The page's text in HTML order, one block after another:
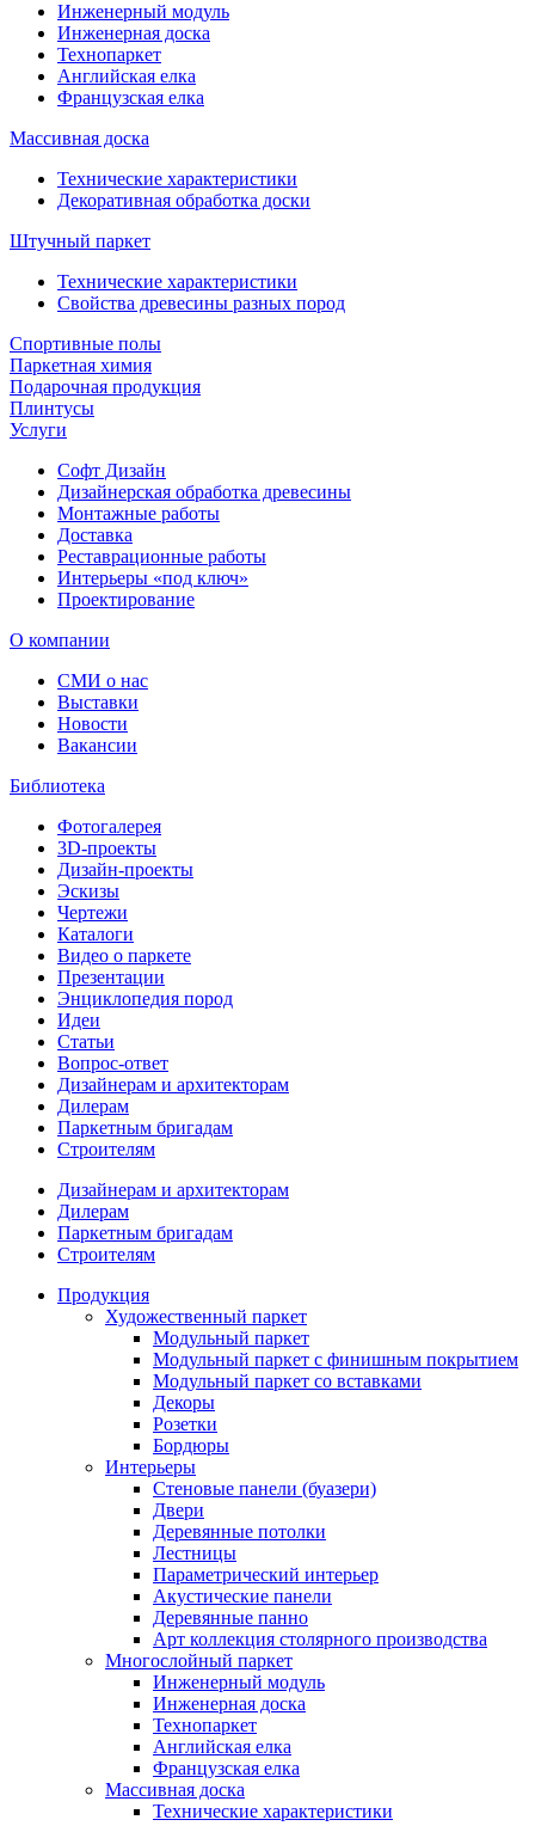
Инженерный модуль
Инженерная доска
Технопаркет
Английская елка
Французская елка
Массивная доска
Технические характеристики
Декоративная обработка доски
Штучный паркет
Технические характеристики
Свойства древесины разных пород
Спортивные полы
Паркетная химия
Подарочная продукция
Плинтусы
Услуги
Софт Дизайн
Дизайнерская обработка древесины
Монтажные работы
Доставка
Реставрационные работы
Интерьеры «под ключ»
Проектирование
О компании
СМИ о нас
Выставки
Новости
Вакансии
Библиотека
Фотогалерея
3D-проекты
Дизайн-проекты
Эскизы
Чертежи
Каталоги
Видео о паркете
Презентации
Энциклопедия пород
Идеи
Статьи
Вопрос-ответ
Дизайнерам и архитекторам
Дилерам
Паркетным бригадам
Строителям
Дизайнерам и архитекторам
Дилерам
Паркетным бригадам
Строителям
Продукция
Художественный паркет
Модульный паркет
Модульный паркет с финишным покрытием
Модульный паркет со вставками
Декоры
Розетки
Бордюры
Интерьеры
Стеновые панели (буазери)
Двери
Деревянные потолки
Лестницы
Параметрический интерьер
Акустические панели
Деревянные панно
Арт коллекция столярного производства
Многослойный паркет
Инженерный модуль
Инженерная доска
Технопаркет
Английская елка
Французская елка
Массивная доска
Технические характеристики